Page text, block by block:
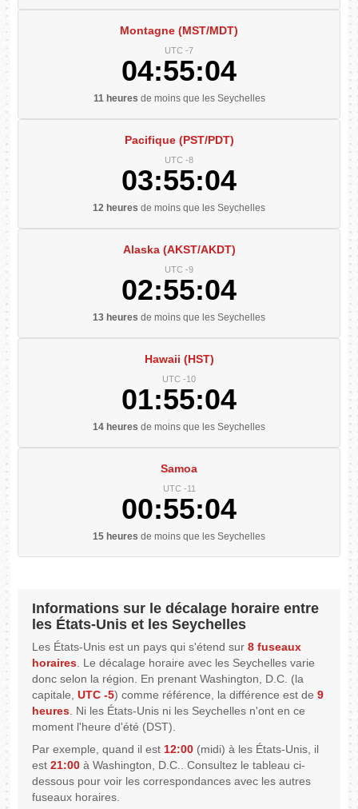
Montagne (MST/MDT)
UTC -7
04:55:05
11 heures de moins que les Seychelles
Pacifique (PST/PDT)
UTC -8
03:55:05
12 heures de moins que les Seychelles
Alaska (AKST/AKDT)
UTC -9
02:55:05
13 heures de moins que les Seychelles
Hawaii (HST)
UTC -10
01:55:05
14 heures de moins que les Seychelles
Samoa
UTC -11
00:55:05
15 heures de moins que les Seychelles
Informations sur le décalage horaire entre
les États-Unis et les Seychelles
Les États-Unis est un pays qui s'étend sur8 fuseaux
horaires. Le décalage horaire avec les Seychelles varie
donc selon la région. En prenant Washington, D.C. (la
capitale,UTC -5) comme référence, la différence est de9
heures. Ni les États-Unis ni les Seychelles n'ont en ce
moment l'heure d'été (DST).
Par exemple, quand il est12:00 (midi) à les États-Unis, il
est21:00 à Washington, D.C.. Consultez le tableau ci-
dessous pour voir les correspondances avec les autres
fuseaux horaires.